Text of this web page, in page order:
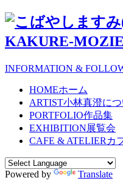
KAKURE-MOZIE
INFORMATION &
HOMEホーム
ARTIST小林真澄につ
PORTFOLIO作品集
EXHIBITION展覧会
CAFE & ATELIER カ
Powered by Translate